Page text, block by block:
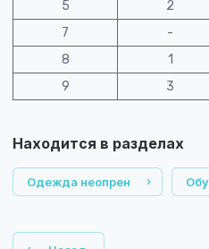
5
2
7
-
8
1
9
3
Находится в разделах
Одежда неопрен